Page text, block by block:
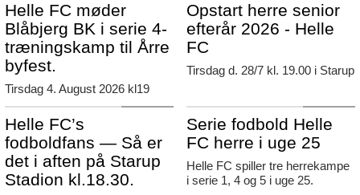
Helle FC møder
Blåbjerg BK i serie 4-
træningskamp til Årre
byfest.
Tirsdag 4. August 2026 kl19
Opstart herre senior
efterår 2026 - Helle
FC
Tirsdag d. 28/7 kl. 19.00 i Starup
Helle FC’s
fodboldfans — Så er
det i aften på Starup
Stadion kl.18.30.
Serie fodbold Helle
FC herre i uge 25
Helle FC spiller tre herrekampe
i serie 1, 4 og 5 i uge 25.